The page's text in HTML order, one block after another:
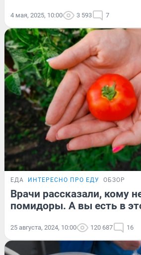
4 мая, 2025, 10:00 3 593 7
ЕДА ИНТЕРЕСНО ПРО ЕДУ ОБЗОР
Врачи рассказали, кому
помидоры. А вы есть в
25 августа, 2024, 10:00 120 687 16